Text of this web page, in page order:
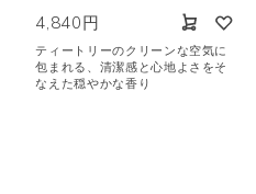
4,840円
ティートリーのクリーンな空気に
包まれる、清潔感と心地よさをそ
なえた穏やかな香り